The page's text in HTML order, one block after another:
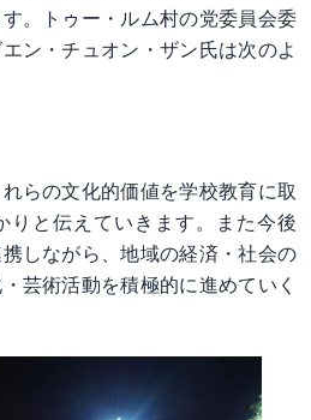
。トゥー・ルム村の党委員会委
ン・チュオン・ザン氏は次のよ
らの文化的価値を学校教育に取
りと伝えていきます。また今後
しながら、地域の経済・社会の
芸術活動を積極的に進めていく